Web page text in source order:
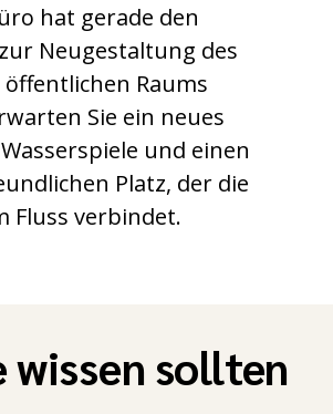
hat gerade den
Neugestaltung des
Raums
Sie ein neues
und einen
Platz, der die
Fluss verbindet.
wissen sollten